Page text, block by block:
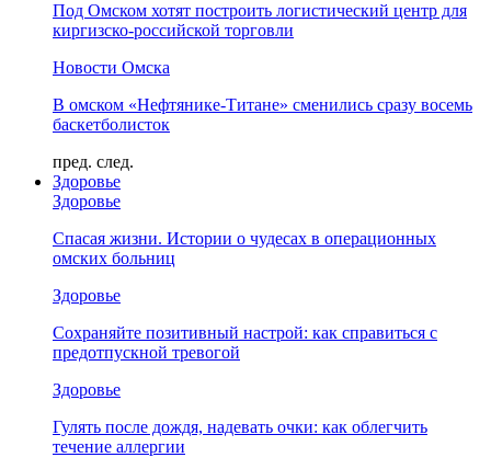
Под Омском хотят построить логистический центр для
киргизско-российской торговли
Новости Омска
В омском «Нефтянике-Титане» сменились сразу восемь
баскетболисток
пред. след.
Здоровье
Здоровье
Спасая жизни. Истории о чудесах в операционных
омских больниц
Здоровье
Сохраняйте позитивный настрой: как справиться с
предотпускной тревогой
Здоровье
Гулять после дождя, надевать очки: как облегчить
течение аллергии